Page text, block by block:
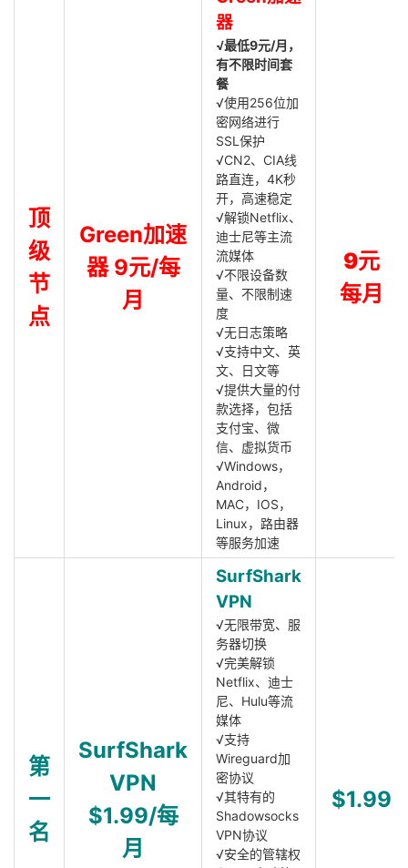
顶
级
节
点
Green加速
器 9元/每
月
器
√最低9元/月，
有不限时间套
餐
√使用256位加
密网络进行
SSL保护
√CN2、CIA线
路直连，4K秒
开，高速稳定
√解锁Netflix、
迪士尼等主流
流媒体
√不限设备数
量、不限制速
度
√无日志策略
√支持中文、英
文、日文等
√提供大量的付
款选择，包括
支付宝、微
信、虚拟货币
√Windows，
Android，
MAC，IOS，
Linux，路由器
等服务加速
9元
每月
第
一
名
SurfShark
VPN
$1.99/每
月
SurfShark
VPN
√无限带宽、服
务器切换
√完美解锁
Netflix、迪士
尼、Hulu等流
媒体
√支持
Wireguard加
密协议
√其特有的
Shadowsocks
VPN协议
√安全的管辖权
$1.99